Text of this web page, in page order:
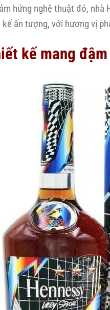
hứng nghệ thuật đó,
ấn tượng, với hương vị
kế mang